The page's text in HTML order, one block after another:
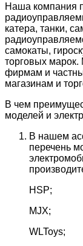
Наша компания
катера, танки,
самокаты,
торговых марок.
фирмам и
магазинам и
В чем
моделей и
В нашем
перечень
HSP;
MJX;
WLToys;